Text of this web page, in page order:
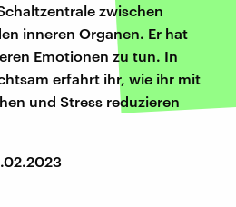
zwischen
inneren Organen. Er hat
Emotionen zu tun. In
erfahrt ihr, wie ihr mit
und Stress reduzieren